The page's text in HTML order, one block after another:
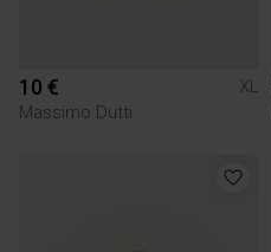
10 €
XL
Massimo Dutti